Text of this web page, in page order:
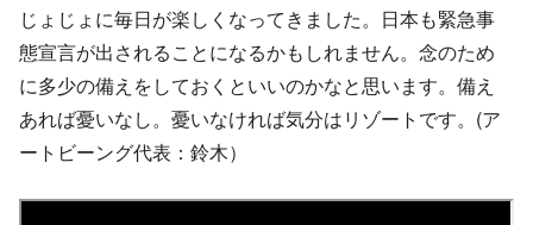
じょじょに毎日が楽しくなってきました。日本も緊急事
態宣言が出されることになるかもしれません。念のため
に多少の備えをしておくといいのかなと思います。備え
あれば憂いなし。憂いなければ気分はリゾートです。(ア
ートビーング代表：鈴木）